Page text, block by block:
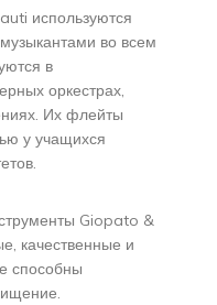
используются
во всем
в
оркестрах,
Их флейты
у учащихся
Giopato &
качественные и
способны